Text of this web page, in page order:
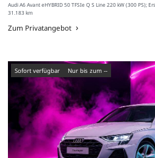
Audi A6 Avant eHYBRID 50 TFSIe Q S Line 220 kW (300 PS);
31.183 km
Zum Privatangebot
sofort verfügbar nur bis zum --